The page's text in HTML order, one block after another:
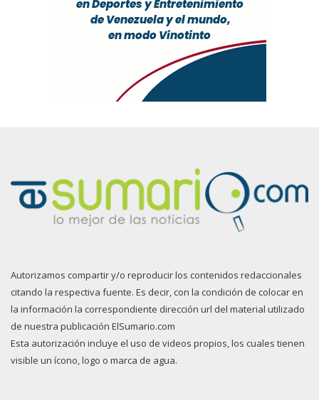
Autorizamos compartir y/o reproducir los contenidos redaccionales
citando la respectiva fuente. Es decir, con la condición de colocar en
la información la correspondiente dirección url del material utilizado
de nuestra publicación ElSumario.com
Esta autorización incluye el uso de videos propios, los cuales tienen
visible un ícono, logo o marca de agua.